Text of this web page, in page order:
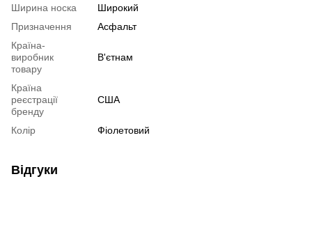
Ширина носка
Широкий
Призначення
Асфальт
Країна-
виробник
товару
В'єтнам
Країна
реєстрації
бренду
США
Колір Фіолетовий
Відгуки